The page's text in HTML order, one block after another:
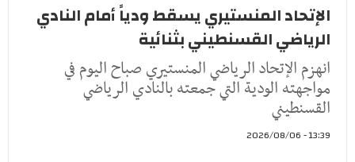
الإتحاد المنستيري يسقط ودياً أمام النادي
الرياضي القسنطيني بثنائية
انهزم الإتحاد الرياضي المنستيري صباح اليوم في
مواجهته الودية التي جمعته بالنادي الرياضي
القسنطيني
13:39 - 2026/08/06